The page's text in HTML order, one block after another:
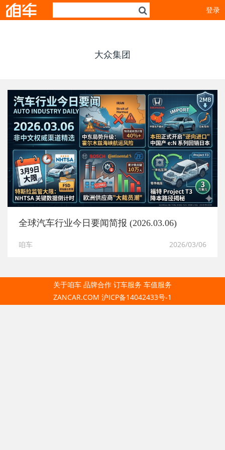
登录
大众集团
全球汽车行业今日要闻简报 (2026.03.06)
咱车 2026/03/06
关于咱车 品牌合作 订车服务 车值服务
ZANCAR.COM 沪ICP备14042433号-1